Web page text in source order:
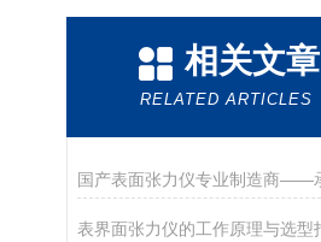
相关文章
RELATED ARTICLES